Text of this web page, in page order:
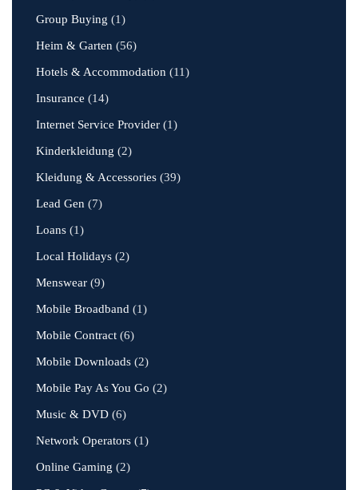
Group Buying (1)
Heim & Garten (56)
Hotels & Accommodation (11)
Insurance (14)
Internet Service Provider (1)
Kinderkleidung (2)
Kleidung & Accessories (39)
Lead Gen (7)
Loans (1)
Local Holidays (2)
Menswear (9)
Mobile Broadband (1)
Mobile Contract (6)
Mobile Downloads (2)
Mobile Pay As You Go (2)
Music & DVD (6)
Network Operators (1)
Online Gaming (2)